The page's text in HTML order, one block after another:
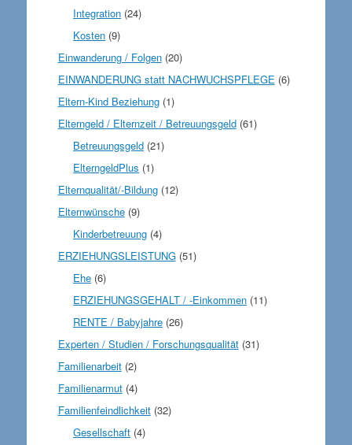
Integration (24)
Kosten (9)
Einwanderung / Folgen(20)
EINWANDERUNG statt NACHWUCHSPFLEGE (6)
Eltern-Kind Beziehung(1)
Elterngeld / Elternzeit / Betreuungsgeld(61)
Betreuungsgeld (21)
ElterngeldPlus (1)
Elternqualität/-Bildung(12)
Elternwünsche(9)
Kinderbetreuung (4)
ERZIEHUNGSLEISTUNG(51)
Ehe (6)
ERZIEHUNGSGEHALT / -Einkommen (11)
RENTE / Babyjahre (26)
Experten / Studien / Forschungsqualität(31)
Familienarbeit(2)
Familienarmut(4)
Familienfeindlichkeit(32)
Gesellschaft (4)